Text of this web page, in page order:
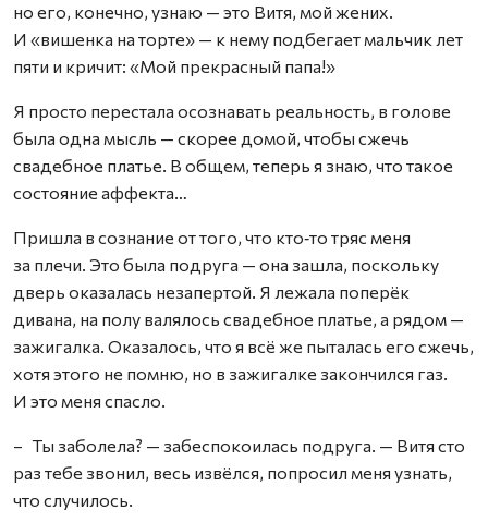
но его, конечно, узнаю — это Витя, мой жених.
И «вишенка на торте» — к нему подбегает мальчик лет
пяти и кричит: «Мой прекрасный папа!»
Я просто перестала осознавать реальность, в голове
была одна мысль — скорее домой, чтобы сжечь
свадебное платье. В общем, теперь я знаю, что такое
состояние аффекта…
Пришла в сознание от того, что кто‑то тряс меня
за плечи. Это была подруга — она зашла, поскольку
дверь оказалась незапертой. Я лежала поперёк
дивана, на полу валялось свадебное платье, а рядом —
зажигалка. Оказалось, что я всё же пыталась его сжечь,
хотя этого не помню, но в зажигалке закончился газ.
И это меня спасло.
– Ты заболела? — забеспокоилась подруга. — Витя сто
раз тебе звонил, весь извёлся, попросил меня узнать,
что случилось.